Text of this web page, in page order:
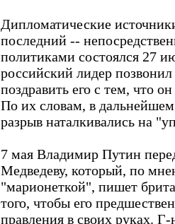
Дипломатические
последний --
политиками состоялся 27
российский лидер
поздравить его с тем, что
По их словам, в
разрыв наталкивались на
7 мая Владимир Путин
Медведеву, который, по
"марионеткой", пишет
того, чтобы его
правления в своих руках.